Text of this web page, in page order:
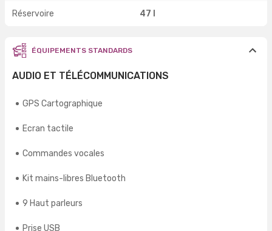
Réservoire 47 l
ÉQUIPEMENTS STANDARDS
AUDIO ET TÉLÉCOMMUNICATIONS
GPS Cartographique
Ecran tactile
Commandes vocales
Kit mains-libres Bluetooth
9 Haut parleurs
Prise USB